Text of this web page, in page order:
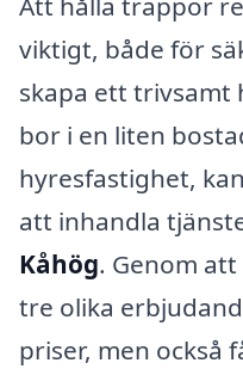
viktigt, både för
skapa ett trivsamt
bor i en liten
hyresfastighet,
att inhandla
Kåhög. Genom
tre olika
priser, men också